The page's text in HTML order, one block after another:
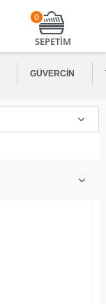
0
SEPETİM
GÜVERCIN